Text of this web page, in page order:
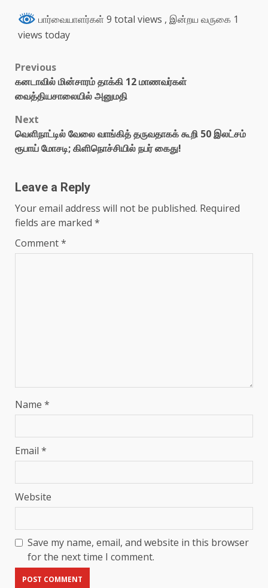
பார்வையாளர்கள் 9 total views , இன்றய வருகை 1
views today
Previous
கனடாவில் மின்சாரம் தாக்கி 12 மாணவர்கள்
வைத்தியசாலையில் அனுமதி
Next
வெளிநாட்டில் வேலை வாங்கித் தருவதாகக் கூறி 50 இலட்சம்
ரூபாய் மோசடி; கிளிநொச்சியில் நபர் கைது!
Leave a Reply
Your email address will not be published. Required
fields are marked *
Comment*
Name *
Email *
Website
Save my name, email, and website in this browser
for the next time I comment.